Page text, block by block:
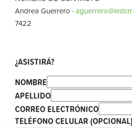
Andrea Guerrero ·
7422
¿ASISTIRÁ?
NOMBRE
APELLIDO
CORREO ELECTRÓNICO
TELÉFONO CELULAR